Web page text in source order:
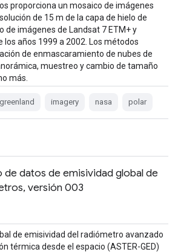
proporciona un mosaico de imágenes
de 15 m de la capa de hielo de
de imágenes de Landsat 7 ETM+ y
los años 1999 a 2002. Los métodos
de enmascaramiento de nubes de
muestreo y cambio de tamaño
más.
greenland imagery nasa polar
de datos de emisividad global de
versión 003
de emisividad del radiómetro avanzado
térmica desde el espacio (ASTER-GED)